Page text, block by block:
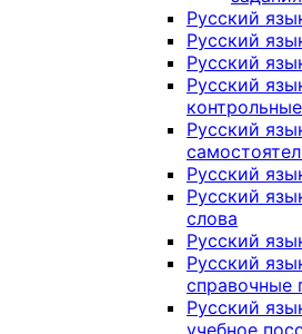
Русский
Русский
Русский
Русский
Русский
Русский
Русский
слова
Русский
Русский
справочные
Русский
учебное